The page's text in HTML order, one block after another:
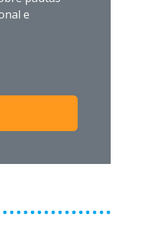
e